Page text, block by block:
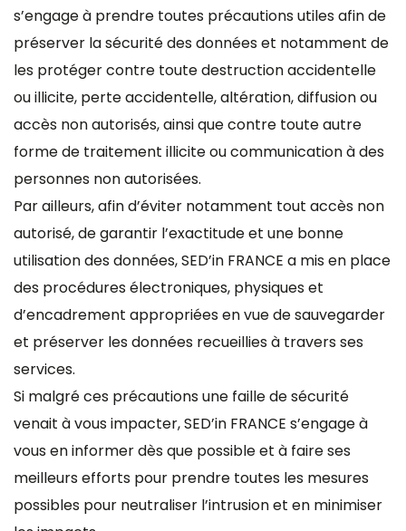
s’engage à prendre toutes précautions utiles afin de
préserver la sécurité des données et notamment de
les protéger contre toute destruction accidentelle
ou illicite, perte accidentelle, altération, diffusion ou
accès non autorisés, ainsi que contre toute autre
forme de traitement illicite ou communication à des
personnes non autorisées.
Par ailleurs, afin d’éviter notamment tout accès non
autorisé, de garantir l’exactitude et une bonne
utilisation des données, SED’in FRANCE a mis en place
des procédures électroniques, physiques et
d’encadrement appropriées en vue de sauvegarder
et préserver les données recueillies à travers ses
services.
Si malgré ces précautions une faille de sécurité
venait à vous impacter, SED’in FRANCE s’engage à
vous en informer dès que possible et à faire ses
meilleurs efforts pour prendre toutes les mesures
possibles pour neutraliser l’intrusion et en minimiser